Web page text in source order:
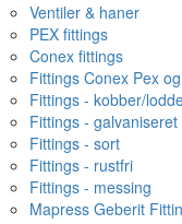
Ventiler & haner
PEX fittings
Conex fittings
Fittings Conex Pex
Fittings - kobber/
Fittings - galvaniseret
Fittings - sort
Fittings - rustfri
Fittings - messing
Mapress Geberit